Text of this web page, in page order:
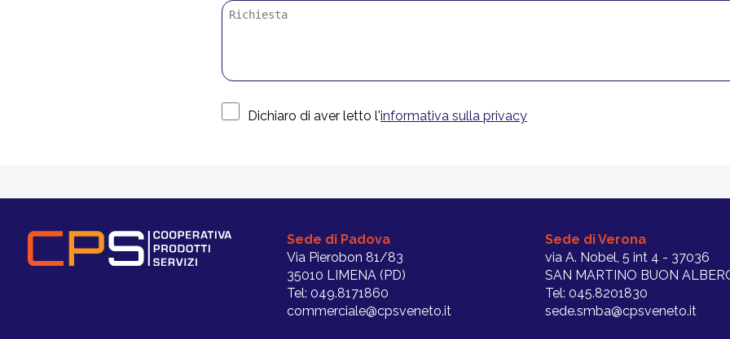
Dichiaro di aver letto l'informativa sulla privacy
Sede di Padova
Via Pierobon 81/83
35010 LIMENA (PD)
Tel: 049.8171860
commerciale@cpsveneto.it
Sede di Verona
via A. Nobel, 5 int 4 - 37036
SAN MARTINO BUON
Tel: 045.8201830
sede.smba@cpsveneto.it